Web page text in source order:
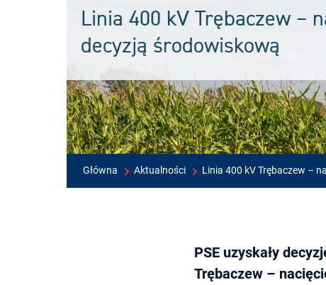
Linia 400 kV Trębaczew –
decyzją środowiskową
Główna Aktualności Linia 400 kV Trębaczew –
PSE uzyskały
Trębaczew –